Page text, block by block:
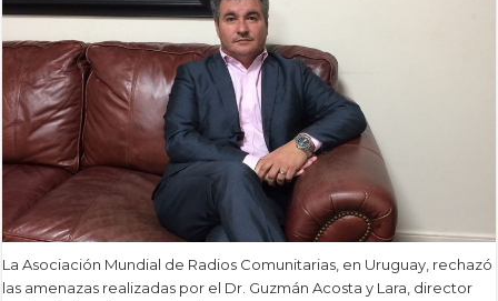
La Asociación Mundial de Radios Comunitarias, en Uruguay, rechazó
las amenazas realizadas por el Dr. Guzmán Acosta y Lara, director